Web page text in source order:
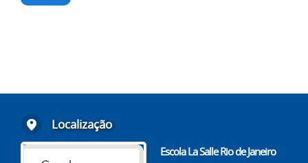
Localização
Escola La Salle Rio de Janeiro